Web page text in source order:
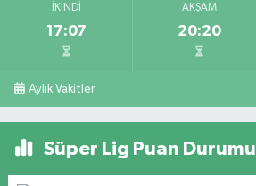
İKINDI
17:07
AKŞAM
20:20
Aylık Vakitler
Süper Lig Puan Durumu